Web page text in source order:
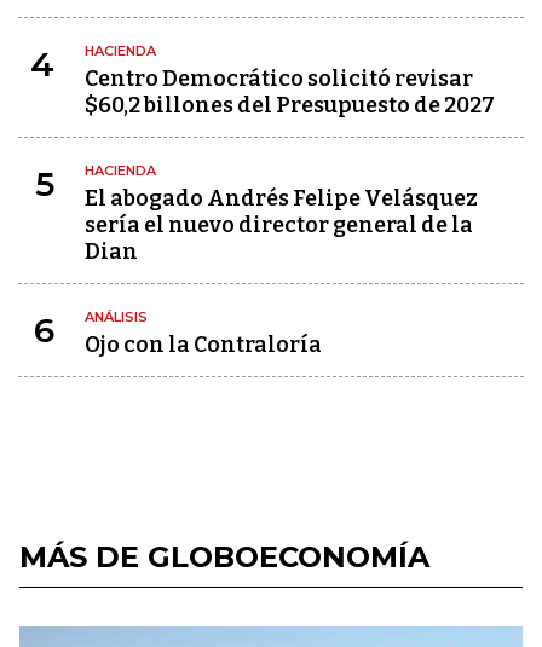
4 HACIENDA
Centro Democrático solicitó revisar
$60,2 billones del Presupuesto de 2027
5 HACIENDA
El abogado Andrés Felipe Velásquez
sería el nuevo director general de la
Dian
6 ANÁLISIS
Ojo con la Contraloría
MÁS DE GLOBOECONOMÍA